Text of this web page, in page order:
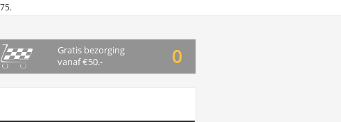
Gratis bezorging
vanaf €50.-
0